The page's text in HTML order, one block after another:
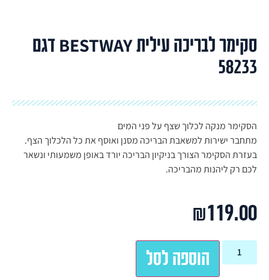
סקימר לבריכה עילית BESTWAY דגם
58233
הסקימר מנקה לכלוך שצף על פני המים
מתחבר ישירות למשאבת הבריכה מסנן ואוסף את כל הלכלוך הצף.
בעזרת הסקימר הצורך בניקיון הבריכה יורד באופן משמעותי ונשאר
לכם רק ליהנות מהבריכה.
₪119.00
הוספה לסל